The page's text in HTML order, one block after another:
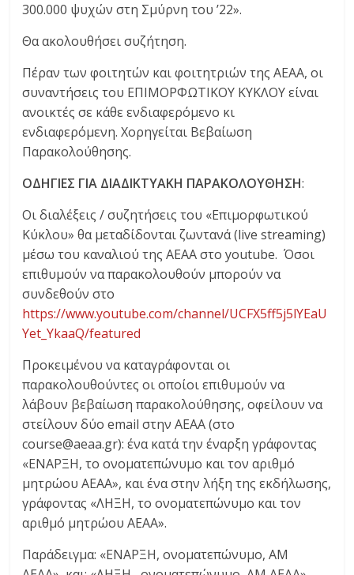
300.000 ψυχών στη Σμύρνη του ’22».
Θα ακολουθήσει συζήτηση.
Πέραν των φοιτητών και φοιτητριών της ΑΕΑΑ, οι
συναντήσεις του ΕΠΙΜΟΡΦΩΤΙΚΟΥ ΚΥΚΛΟΥ είναι
ανοικτές σε κάθε ενδιαφερόμενο κι
ενδιαφερόμενη. Χορηγείται Βεβαίωση
Παρακολούθησης.
ΟΔΗΓΙΕΣ ΓΙΑ ΔΙΑΔΙΚΤΥΑΚΗ ΠΑΡΑΚΟΛΟΥΘΗΣΗ:
Οι διαλέξεις / συζητήσεις του «Επιμορφωτικού
Κύκλου» θα μεταδίδονται ζωντανά (live streaming)
μέσω του καναλιού της ΑΕΑΑ στο youtube. Όσοι
επιθυμούν να παρακολουθούν μπορούν να
συνδεθούν στο
https://www.youtube.com/channel/UCFX5ff5j5lYEaU
Yet_YkaaQ/featured
Προκειμένου να καταγράφονται οι
παρακολουθούντες οι οποίοι επιθυμούν να
λάβουν βεβαίωση παρακολούθησης, οφείλουν να
στείλουν δύο email στην ΑΕΑΑ (στο
course@aeaa.gr): ένα κατά την έναρξη γράφοντας
«ΕΝΑΡΞΗ, το ονοματεπώνυμο και τον αριθμό
μητρώου ΑΕΑΑ», και ένα στην λήξη της εκδήλωσης,
γράφοντας «ΛΗΞΗ, το ονοματεπώνυμο και τον
αριθμό μητρώου ΑΕΑΑ».
Παράδειγμα: «ΕΝΑΡΞΗ, ονοματεπώνυμο, ΑΜ